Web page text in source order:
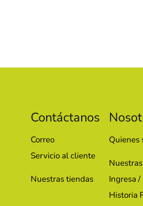
Contáctanos
Correo
Servicio al cliente
Nuestras tiendas
Quienes
Ingresa
Historia